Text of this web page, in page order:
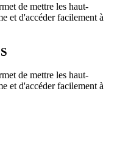
de mettre les haut-
et d'accéder facilement à
de mettre les haut-
et d'accéder facilement à